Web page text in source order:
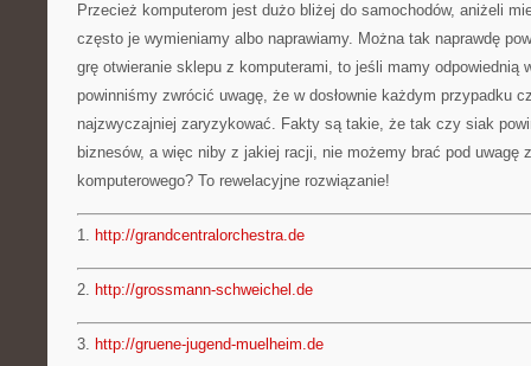
Przecież komputerom jest dużo bliżej do samochodów, aniżeli
często je wymieniamy albo naprawiamy. Można tak naprawdę
grę otwieranie sklepu z komputerami, to jeśli mamy odpowiednią
powinniśmy zwrócić uwagę, że w dosłownie każdym przypadku
najzwyczajniej zaryzykować. Fakty są takie, że tak czy siak
biznesów, a więc niby z jakiej racji, nie możemy brać pod uwagę
komputerowego? To rewelacyjne rozwiązanie!
1. http://grandcentralorchestra.de
2. http://grossmann-schweichel.de
3. http://gruene-jugend-muelheim.de